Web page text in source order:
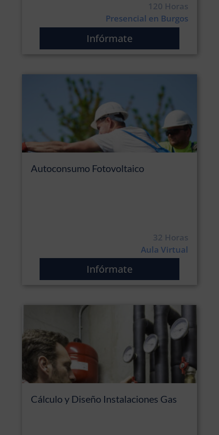
120 Horas
Presencial en Burgos
Infórmate
Autoconsumo Fotovoltaico
32 Horas
Aula Virtual
Infórmate
Cálculo y Diseño Instalaciones Gas